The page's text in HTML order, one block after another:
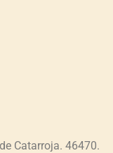
Catarroja. 46470.